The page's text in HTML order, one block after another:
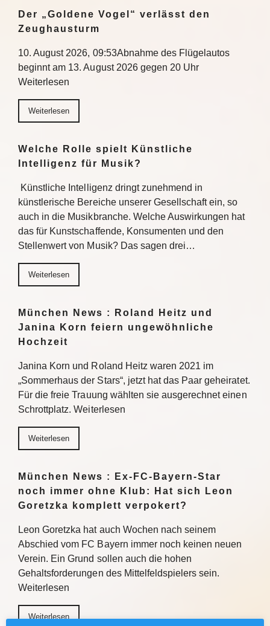
Der „Goldene Vogel“ verlässt den
Zeughausturm
10. August 2026, 09:53Abnahme des Flügelautos
beginnt am 13. August 2026 gegen 20 Uhr
Weiterlesen
Weiterlesen
Welche Rolle spielt Künstliche
Intelligenz für Musik?
Künstliche Intelligenz dringt zunehmend in
künstlerische Bereiche unserer Gesellschaft ein, so
auch in die Musikbranche. Welche Auswirkungen hat
das für Kunstschaffende, Konsumenten und den
Stellenwert von Musik? Das sagen drei…
Weiterlesen
München News : Roland Heitz und
Janina Korn feiern ungewöhnliche
Hochzeit
Janina Korn und Roland Heitz waren 2021 im
„Sommerhaus der Stars“, jetzt hat das Paar geheiratet.
Für die freie Trauung wählten sie ausgerechnet einen
Schrottplatz. Weiterlesen
Weiterlesen
München News : Ex-FC-Bayern-Star
noch immer ohne Klub: Hat sich Leon
Goretzka komplett verpokert?
Leon Goretzka hat auch Wochen nach seinem
Abschied vom FC Bayern immer noch keinen neuen
Verein. Ein Grund sollen auch die hohen
Gehaltsforderungen des Mittelfeldspielers sein.
Weiterlesen
Weiterlesen